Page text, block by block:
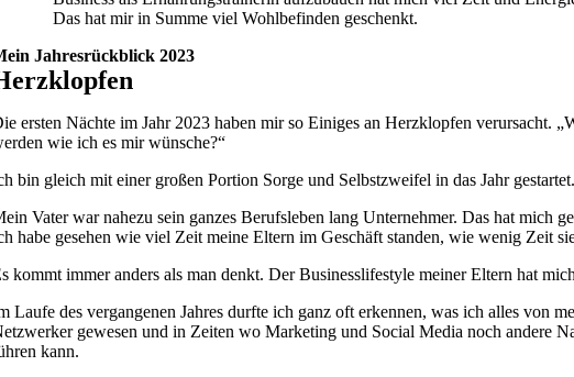
Das hat mir in Summe viel Wohlbefinden geschenkt.
Jahresrückblick 2023
ersten Nächte im Jahr 2023 haben mir so Einiges an Herzklopfen verursacht.
wie ich es mir wünsche?“
bin gleich mit einer großen Portion Sorge und Selbstzweifel in das Jahr gestartet.
Vater war nahezu sein ganzes Berufsleben lang Unternehmer. Das hat mich
habe gesehen wie viel Zeit meine Eltern im Geschäft standen, wie wenig Zeit
kommt immer anders als man denkt. Der Businesslifestyle meiner Eltern hat
Laufe des vergangenen Jahres durfte ich ganz oft erkennen, was ich alles von
gewesen und in Zeiten wo Marketing und Social Media noch andere
kann.